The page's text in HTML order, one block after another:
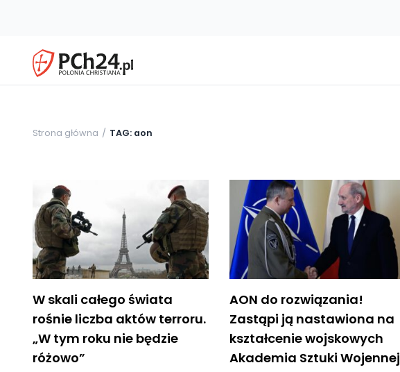
Strona główna TAG: aon
W skali całego świata
rośnie liczba aktów terroru.
„W tym roku nie będzie
różowo”
AON do rozwiązania!
Zastąpi ją nastawiona na
kształcenie wojskowych
Akademia Sztuki Wojennej